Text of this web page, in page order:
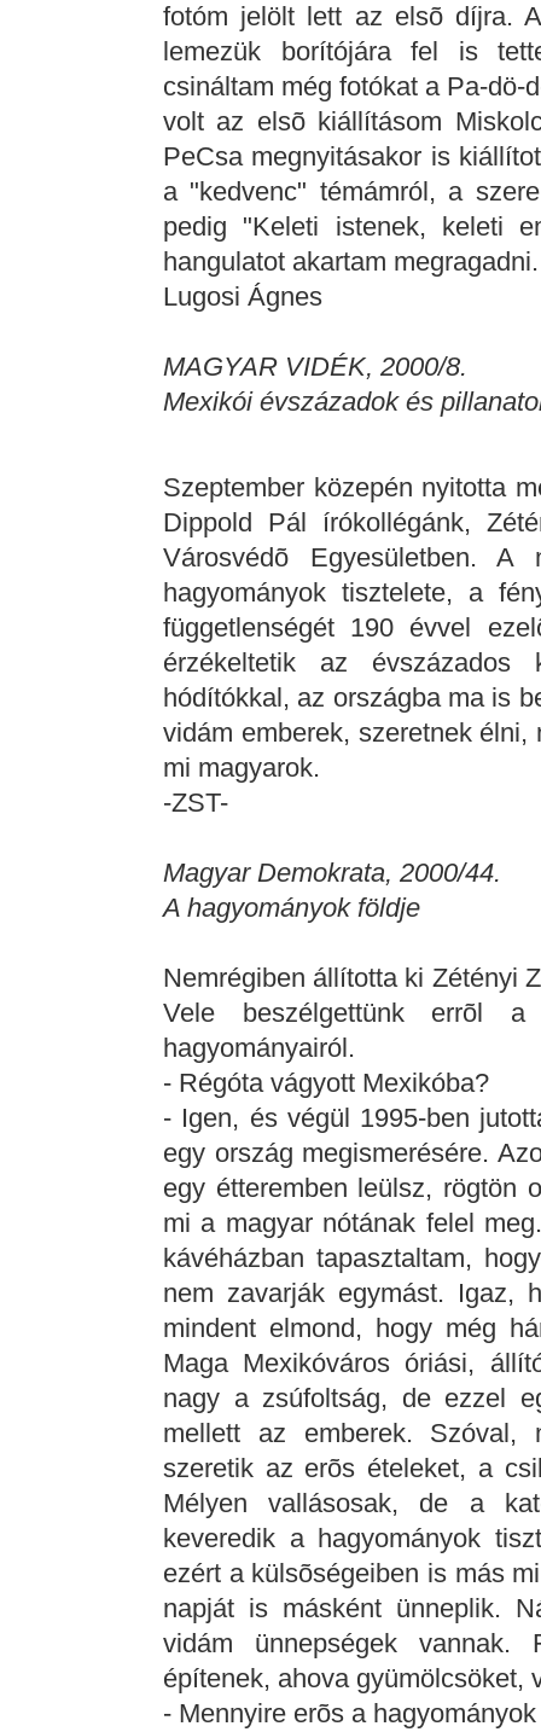
fotóm jelölt lett az elsõ díjra.
lemezük borítójára fel is
csináltam még fotókat a Pa-
volt az elsõ kiállításom
PeCsa megnyitásakor is
a "kedvenc" témámról, a
pedig "Keleti istenek, keleti
hangulatot akartam megragadni.
Lugosi Ágnes
MAGYAR VIDÉK, 2000/8.
Mexikói évszázadok és
Szeptember közepén nyitotta
Dippold Pál írókollégánk,
Városvédõ Egyesületben.
hagyományok tisztelete, a
függetlenségét 190 évvel
érzékeltetik az
hódítókkal, az országba ma is
vidám emberek, szeretnek
mi magyarok.
-ZST-
Magyar Demokrata, 2000/44.
A hagyományok földje
Nemrégiben állította ki Zétényi
Vele beszélgettünk errõl
hagyományairól.
- Régóta vágyott Mexikóba?
- Igen, és végül 1995-ben
egy ország megismerésére.
egy étteremben leülsz, rögtön
mi a magyar nótának felel
kávéházban tapasztaltam,
nem zavarják egymást. Igaz,
mindent elmond, hogy még
Maga Mexikóváros óriási,
nagy a zsúfoltság, de ezzel
mellett az emberek.
szeretik az erõs ételeket, a
Mélyen vallásosak, de a
keveredik a hagyományok
ezért a külsõségeiben is más
napját is másként ünneplik.
vidám ünnepségek
építenek, ahova gyümölcsöket,
- Mennyire erõs a